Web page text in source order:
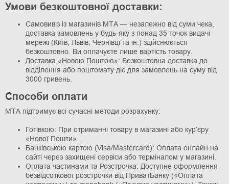
Умови безкоштовної доставки:
Самовивіз із магазинів МТА — незалежно від суми чека,
доставка замовлень у будь-яку з понад 35 точок видачі
мережі (Київ, Львів, Чернівці та ін.) здійснюється
безкоштовно. Ви оплачуєте лише вартість товару.
Доставка «Новою Поштою»: Безкоштовна доставка до
відділення або поштомату діє для замовлень на суму від
3000 гривень.
Способи оплати
МТА підтримує всі сучасні методи розрахунку:
Готівкою: При отриманні товару в магазині або кур’єру
«Нової Пошти».
Банківською картою (Visa/Mastercard): Оплата онлайн на
сайті через захищені сервіси або терміналом у магазині.
Оплата частинами та Розстрочка: Доступне оформлення
безвідсоткової розстрочки від ПриватБанку («Оплата